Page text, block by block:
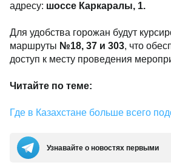
адресу: шоссе Каркаралы, 1.
Для удобства горожан будут
маршруты №18, 37 и 303, что
доступ к месту проведения
Читайте по теме:
Где в Казахстане больше всего
Узнавайте о новостях первыми